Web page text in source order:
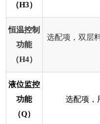
（H3）
恒温控制
功能
（H4）
选配项，双层
液位监控
功能
（Q）
选配项，